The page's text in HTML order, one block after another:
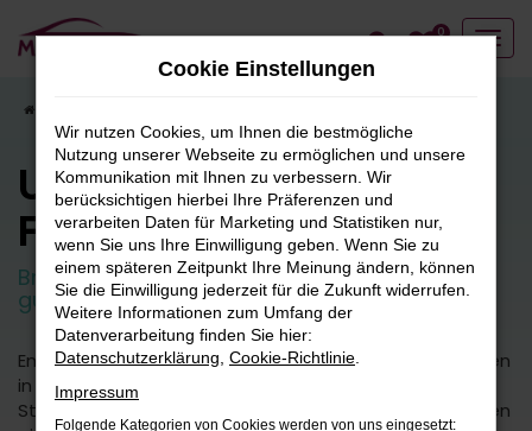
Zum
Hauptinhalt
0
Unser
Fahrzeugbestand
Breite Auswahl an attraktiven Neuwagen und
guten Gebrauchtfahrzeugen.
Entdecken Sie unsere vielfältige Auswahl an Fahrzeugen
in unserem umfangreichen Fuhrpark. Von kleinen
Stadtautos bis hin zu geräumigen SUVs bieten wir Ihnen
Cookie Einstellungen
Wir nutzen Cookies, um Ihnen die bestmögliche
Nutzung unserer Webseite zu ermöglichen und unsere
Kommunikation mit Ihnen zu verbessern. Wir
berücksichtigen hierbei Ihre Präferenzen und
verarbeiten Daten für Marketing und Statistiken nur,
wenn Sie uns Ihre Einwilligung geben. Wenn Sie zu
einem späteren Zeitpunkt Ihre Meinung ändern, können
Sie die Einwilligung jederzeit für die Zukunft widerrufen.
Weitere Informationen zum Umfang der
Datenverarbeitung finden Sie hier:
Datenschutzerklärung Cookie-Richtlinie
Impressum
Folgende Kategorien von Cookies werden von uns eingesetzt: